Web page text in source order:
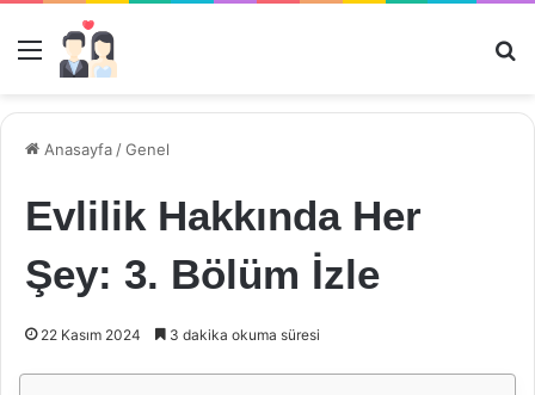
Menü
Anasayfa /Genel
Evlilik Hakkında Her
Şey: 3. Bölüm İzle
22 Kasım 2024 3 dakika okuma süresi